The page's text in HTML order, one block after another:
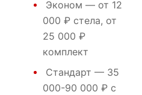
Эконом — от 12
000 ₽ стела, от
25 000 ₽
комплект
Стандарт — 35
000-90 000 ₽ с